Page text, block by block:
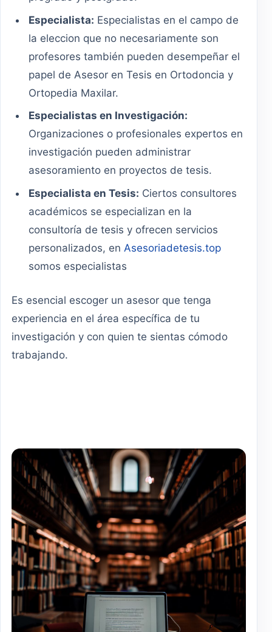
Especialista: Especialistas en el campo de
la eleccion que no necesariamente son
profesores también pueden desempeñar el
papel de Asesor en Tesis en Ortodoncia y
Ortopedia Maxilar.
Especialistas en Investigación:
Organizaciones o profesionales expertos en
investigación pueden administrar
asesoramiento en proyectos de tesis.
Especialista en Tesis: Ciertos consultores
académicos se especializan en la
consultoría de tesis y ofrecen servicios
personalizados, enAsesoriadetesis.top
somos especialistas
Es esencial escoger un asesor que tenga
experiencia en el área específica de tu
investigación y con quien te sientas cómodo
trabajando.